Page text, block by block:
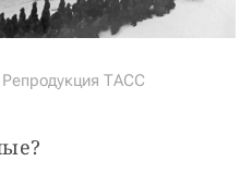
ТАСС